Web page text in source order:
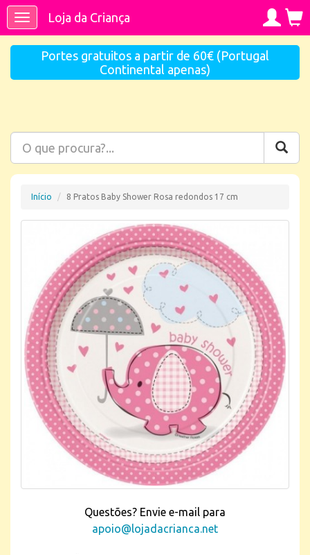
ToggleLoja da Criança
Portes gratuitos a partir de 60€ (Portugal
Continental apenas)
Início 8 Pratos Baby Shower Rosa redondos 17 cm
Questões? Envie e-mail para
apoio@lojadacrianca.net